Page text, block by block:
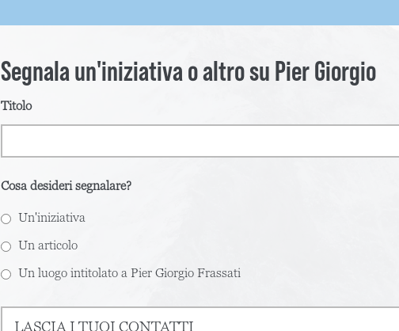
Segnala un'iniziativa o altro su Pier Giorgio
Titolo
Cosa desideri segnalare?
Un'iniziativa
Un articolo
Un luogo intitolato a Pier Giorgio Frassati
LASCIA I TUOI CONTATTI